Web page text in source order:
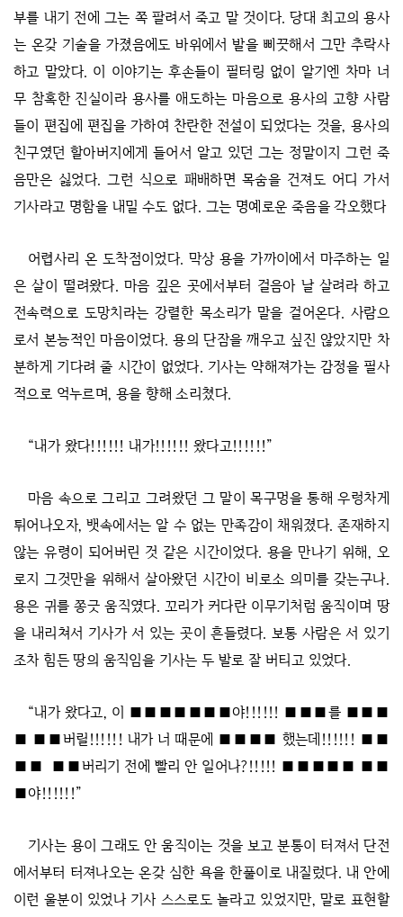
부를 내기 전에 그는 쪽 팔려서 죽고 말 것이다. 당대 최고의 용사
는 온갖 기술을 가졌음에도 바위에서 발을 삐끗해서 그만 추락사
하고 말았다. 이 이야기는 후손들이 필터링 없이 알기엔 차마 너
무 참혹한 진실이라 용사를 애도하는 마음으로 용사의 고향 사람
들이 편집에 편집을 가하여 찬란한 전설이 되었다는 것을, 용사의
친구였던 할아버지에게 들어서 알고 있던 그는 정말이지 그런 죽
음만은 싫었다. 그런 식으로 패배하면 목숨을 건져도 어디 가서
기사라고 명함을 내밀 수도 없다. 그는 명예로운 죽음을 각오했다
어렵사리 온 도착점이었다. 막상 용을 가까이에서 마주하는 일
은 살이 떨려왔다. 마음 깊은 곳에서부터 걸음아 날 살려라 하고
전속력으로 도망치라는 강렬한 목소리가 말을 걸어온다. 사람으
로서 본능적인 마음이었다. 용의 단잠을 깨우고 싶진 않았지만 차
분하게 기다려 줄 시간이 없었다. 기사는 약해져가는 감정을 필사
적으로 억누르며, 용을 향해 소리쳤다.
“내가 왔다!!!!!! 내가!!!!!! 왔다고!!!!!!”
마음 속으로 그리고 그려왔던 그 말이 목구멍을 통해 우렁차게
튀어나오자, 뱃속에서는 알 수 없는 만족감이 채워졌다. 존재하지
않는 유령이 되어버린 것 같은 시간이었다. 용을 만나기 위해, 오
로지 그것만을 위해서 살아왔던 시간이 비로소 의미를 갖는구나.
용은 귀를 쫑긋 움직였다. 꼬리가 커다란 이무기처럼 움직이며 땅
을 내리쳐서 기사가 서 있는 곳이 흔들렸다. 보통 사람은 서 있기
조차 힘든 땅의 움직임을 기사는 두 발로 잘 버티고 있었다.
“내가 왔다고, 이 ■■■■■■■야!!!!!! ■■■를 ■■■
■ ■■버릴!!!!!! 내가 너 때문에 ■■■■ 했는데!!!!!! ■■
■■ ■■버리기 전에 빨리 안 일어나?!!!!! ■■■■■ ■■
■야!!!!!!”
기사는 용이 그래도 안 움직이는 것을 보고 분통이 터져서 단전
에서부터 터져나오는 온갖 심한 욕을 한풀이로 내질렀다. 내 안에
이런 울분이 있었나 기사 스스로도 놀라고 있었지만, 말로 표현할